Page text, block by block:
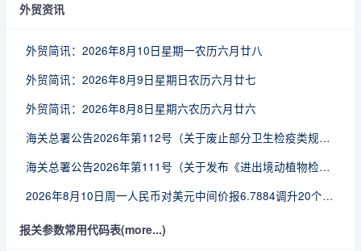
外贸资讯
外贸简讯：2026年8月10日星期一农历六月廿八
外贸简讯：2026年8月9日星期日农历六月廿七
外贸简讯：2026年8月8日星期六农历六月廿六
海关总署公告2026年第112号（关于废止部分卫生检疫类规范性文件的公告）
海关总署公告2026年第111号（关于发布《进出境动植物检疫处理监督管理工作规定》《进出境卫生处理监督管理工作规定》的公告）
2026年8月10日周一人民币对美元中间价报6.7884调升20个基点
报关参数常用代码表(more...)